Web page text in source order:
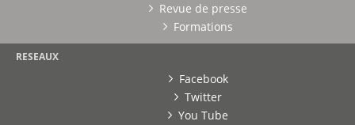
Revue de presse
Formations
RESEAUX
Facebook
Twitter
You Tube